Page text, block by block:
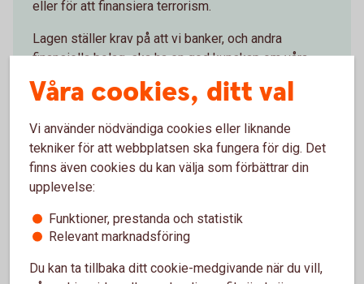
eller för att finansiera terrorism.
Lagen ställer krav på att vi banker, och andra
finansiella bolag, ska ha en god kunskap om våra
kunders ekonomi och affärsrelationen med kunden.
Vi som bank har också skyldighet att löpande följa
vi frågor när du besöker ett bankkontor, per brev
eller i internetbanken och appen.
Vårt arbete mot penningtvätt och
terroristfinansiering(swedbank.com)
Våra cookies, ditt val
Vi använder nödvändiga cookies eller liknande
tekniker för att webbplatsen ska fungera för dig. Det
finns även cookies du kan välja som förbättrar din
upplevelse:
Funktioner, prestanda och statistik
Relevant marknadsföring
Du kan ta tillbaka ditt cookie-medgivande när du vill,